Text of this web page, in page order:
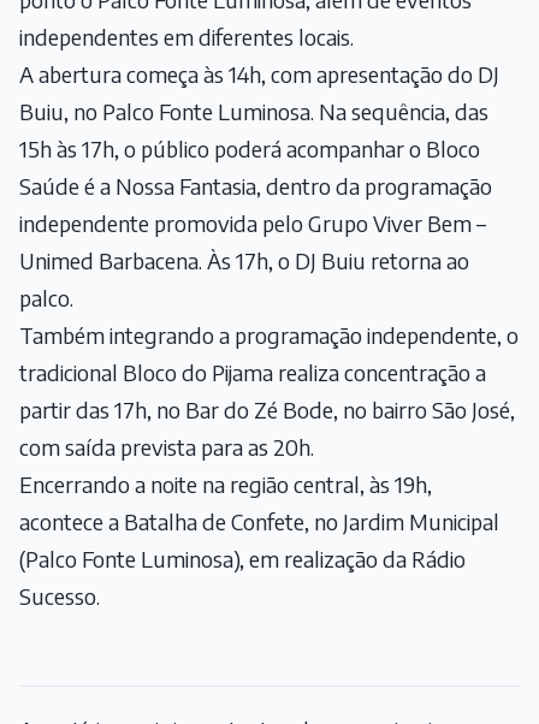
independentes em diferentes locais.
A abertura começa às 14h, com apresentação do DJ
Buiu, no Palco Fonte Luminosa. Na sequência, das
15h às 17h, o público poderá acompanhar o Bloco
Saúde é a Nossa Fantasia, dentro da programação
independente promovida pelo Grupo Viver Bem –
Unimed Barbacena. Às 17h, o DJ Buiu retorna ao
palco.
Também integrando a programação independente, o
tradicional Bloco do Pijama realiza concentração a
partir das 17h, no Bar do Zé Bode, no bairro São José,
com saída prevista para as 20h.
Encerrando a noite na região central, às 19h,
acontece a Batalha de Confete, no Jardim Municipal
(Palco Fonte Luminosa), em realização da Rádio
Sucesso.